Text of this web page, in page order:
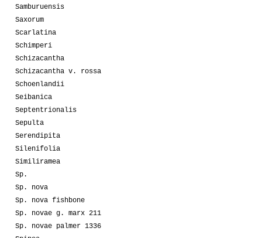
Samburuensis
Saxorum
Scarlatina
Schimperi
Schizacantha
Schizacantha v. rossa
Schoenlandii
Seibanica
Septentrionalis
Sepulta
Serendipita
Silenifolia
Similiramea
Sp.
Sp. nova
Sp. nova fishbone
Sp. novae g. marx 211
Sp. novae palmer 1336